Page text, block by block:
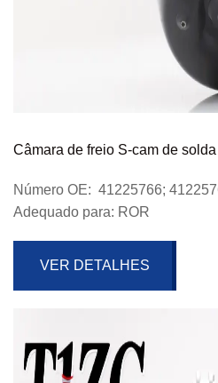
Câmara de freio S-cam de solda
Número OE: 41225766;
Adequado para: ROR
VER DETALHES